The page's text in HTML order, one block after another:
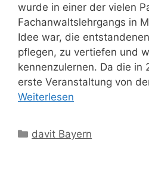
wurde in einer der vielen
Fachanwaltslehrgangs in
Idee war, die
pflegen, zu vertiefen und
kennenzulernen. Da die in
erste Veranstaltung von
Weiterlesen
Kategorien
davit Bayern